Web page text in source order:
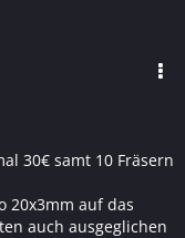
30€ samt 10 Fräsern
20x3mm auf das
auch ausgeglichen